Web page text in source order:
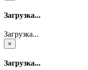
Загрузка...
Загрузка...
×
Загрузка...